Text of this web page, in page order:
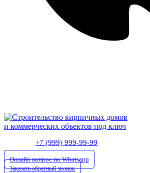
+7 (999) 999-99-99
Онлайн вопрос по Whatsapp
Заказать обратный звонок